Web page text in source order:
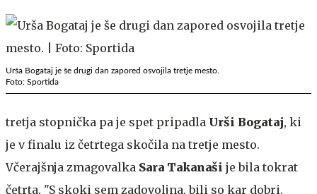
Urša Bogataj je še drugi dan zapored osvojila tretje mesto.
Foto: Sportida
tretja stopnička pa je spet pripadla Urši Bogataj, ki
je v finalu iz četrtega skočila na tretje mesto.
Včerajšnja zmagovalka Sara Takanaši je bila tokrat
četrta. "S skoki sem zadovoljna, bili so kar dobri.